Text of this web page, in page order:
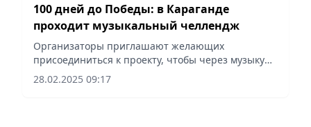
100 дней до Победы: в Караганде
проходит музыкальный челлендж
Организаторы приглашают желающих
присоединиться к проекту, чтобы через музыку
выразить благодарность ветеранам и напомнить
о героических событиях прошлого, сообщает
28.02.2025 09:17